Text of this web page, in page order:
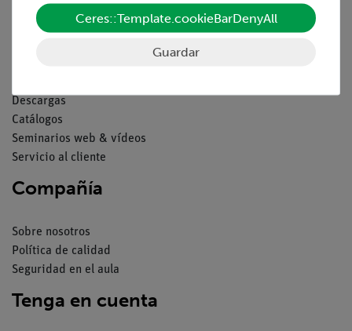
Pie de imprenta
Servicio
Descargas
Catálogos
Seminarios web & vídeos
Servicio al cliente
Compañía
Sobre nosotros
Política de calidad
Seguridad en el aula
Tenga en cuenta
Ceres::Template.cookieBarDenyAll
Guardar